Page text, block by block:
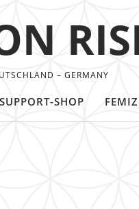
– GERMANY
SUPPORT-SHOP